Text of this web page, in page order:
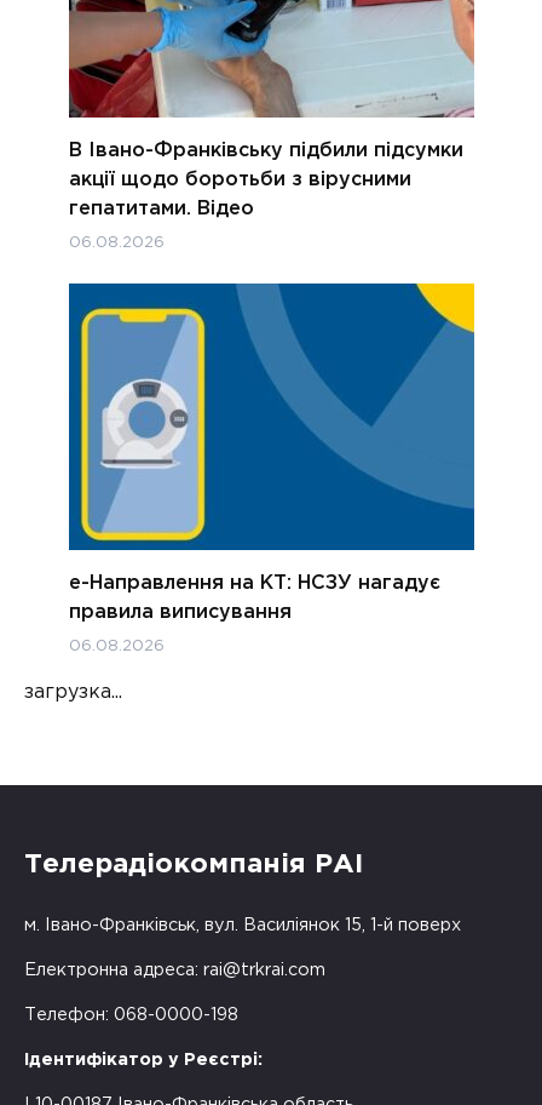
В Івано-Франківську підбили підсумки
акції щодо боротьби з вірусними
гепатитами. Відео
06.08.2026
е-Направлення на КТ: НСЗУ нагадує
правила виписування
06.08.2026
загрузка...
Телерадіокомпанія РАІ
м. Івано-Франківськ, вул. Василіянок 15, 1-й поверх
Електронна адреса: rai@trkrai.com
Телефон: 068-0000-198
Ідентифікатор у Реєстрі: